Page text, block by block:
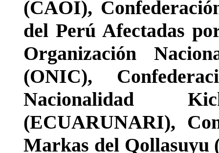
(CAOI),
del Perú Afectadas
Organización
(ONIC),
Nacionalidad
(ECUARUNARI),
Markas del